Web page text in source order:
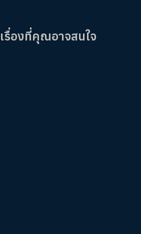
เรื่องที่คุณอาจสนใจ